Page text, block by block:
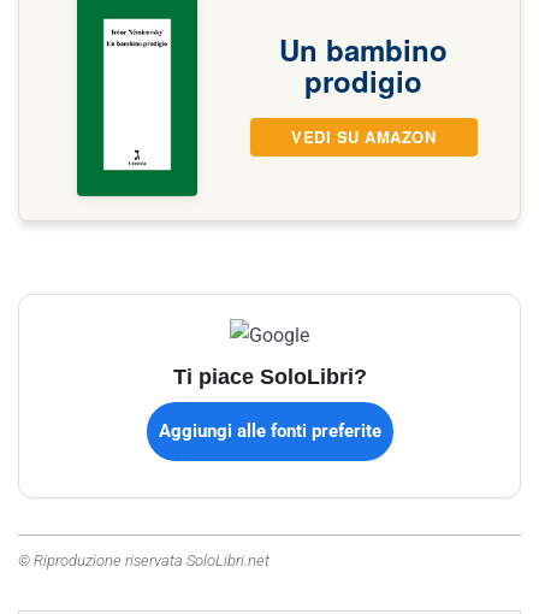
Un bambino
prodigio
VEDI SU AMAZON
Ti piace SoloLibri?
Aggiungi alle fonti preferite
© Riproduzione riservata SoloLibri.net